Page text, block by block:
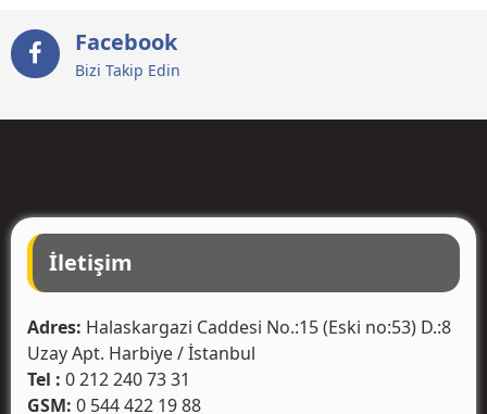
Facebook
Bizi Takip Edin
İletişim
Adres: Halaskargazi Caddesi No.:15 (Eski no:53) D.:8
Uzay Apt. Harbiye / İstanbul
Tel : 0 212 240 73 31
GSM: 0 544 422 19 88